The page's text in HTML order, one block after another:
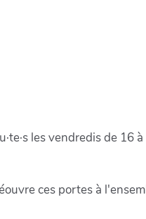
les vendredis de 16
ces portes à